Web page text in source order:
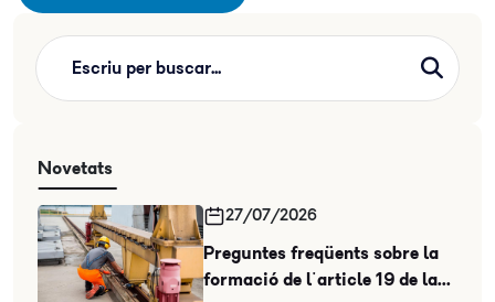
Novetats
27/07/2026
Preguntes freqüents sobre la
formació de l'article 19 de la...